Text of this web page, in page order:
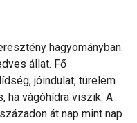
hagyományban.
állat. Fő
jóindulat, türelem
ha vágóhídra viszik. A
át nap mint nap